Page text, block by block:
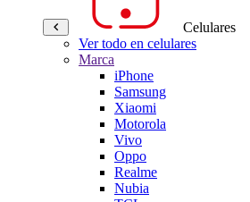
Celulares
Ver todo en celulares
Marca
iPhone
Samsung
Xiaomi
Motorola
Vivo
Oppo
Realme
Nubia